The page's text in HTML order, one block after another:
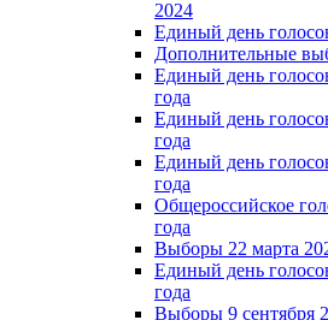
2024
Единый день
Дополнительные
Единый день
года
Единый день
года
Единый день
года
Общероссийское
года
Выборы 22 марта
Единый день
года
Выборы 9 сентября